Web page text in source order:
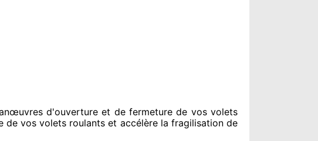
d'ouverture et de fermeture de vos volets
de vos volets roulants et accélère la fragilisation de